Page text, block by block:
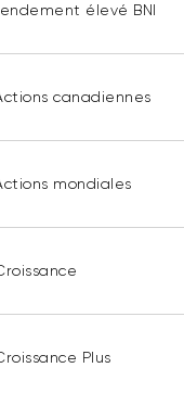
élevé BNI
canadiennes
mondiales
Plus